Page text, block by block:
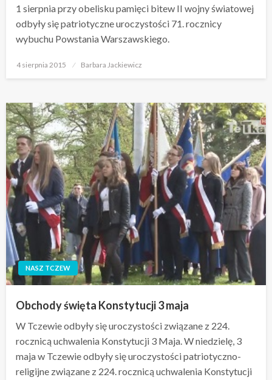
1 sierpnia przy obelisku pamięci bitew II wojny światowej
odbyły się patriotyczne uroczystości 71. rocznicy
wybuchu Powstania Warszawskiego.
Opublikowane
4 sierpnia 2015 Barbara Jackiewicz
NASZ TCZEW
Obchody święta Konstytucji 3 maja
W Tczewie odbyły się uroczystości związane z 224.
rocznicą uchwalenia Konstytucji 3 Maja. W niedzielę, 3
maja w Tczewie odbyły się uroczystości patriotyczno-
religijne związane z 224. rocznicą uchwalenia Konstytucji